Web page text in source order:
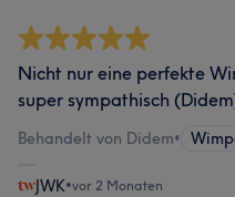
Nicht nur eine perfekte
super sympathisch
Behandelt von Didem•
JWK•vor 2 Monaten